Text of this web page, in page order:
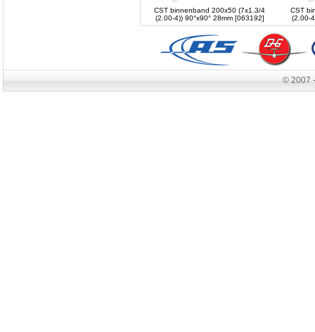
CST binnenband 200x50 (7x1.3/4
(2.00-4)) 90°x90° 28mm [063192]
CST
(2.00-
© 2007